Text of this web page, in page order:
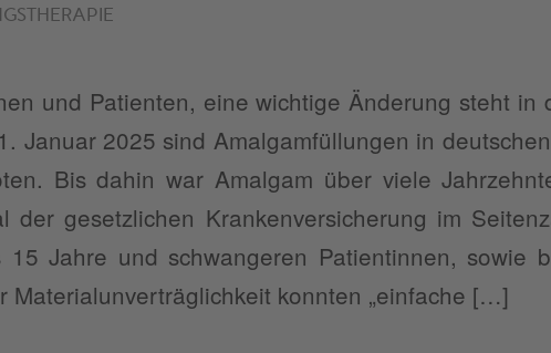
und Patienten, eine wichtige Änderung steht in
Januar 2025 sind Amalgamfüllungen in
Bis dahin war Amalgam über viele
der gesetzlichen Krankenversicherung im
Jahre und schwangeren Patientinnen, sowie
Materialunverträglichkeit konnten „einfache […]